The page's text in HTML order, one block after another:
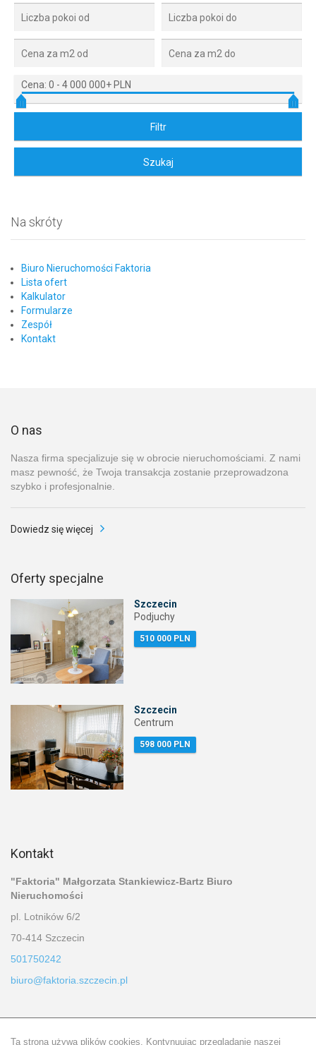
Cena: 0 - 4 000 000+ PLN
Na skróty
Biuro Nieruchomości Faktoria
Lista ofert
Kalkulator
Formularze
Zespół
Kontakt
O nas
Nasza firma specjalizuje się w obrocie nieruchomościami. Z nami
masz pewność, że Twoja transakcja zostanie przeprowadzona
szybko i profesjonalnie.
Dowiedz się więcej
Oferty specjalne
Szczecin
Podjuchy
510 000 PLN
Szczecin
Centrum
598 000 PLN
Kontakt
"Faktoria" Małgorzata Stankiewicz-Bartz Biuro
Nieruchomości
pl. Lotników 6/2
70-414 Szczecin
501750242
biuro@faktoria.szczecin.pl
Ta strona używa plików cookies. Kontynuując przeglądanie naszej